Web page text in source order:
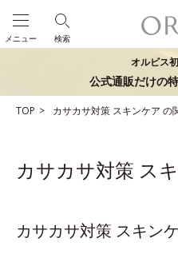
検索
メニュー
オルビス
公式通販だけの
TOP カサカサ対策 スキンケア の
カサカサ対策 ス
カサカサ対策 スキン